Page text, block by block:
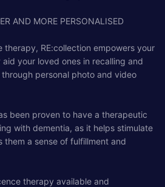
AND MORE PERSONALISED
therapy, RE:collection empowers your
your loved ones in recalling and
personal photo and video
been proven to have a therapeutic
with dementia, as it helps stimulate
them a sense of fulfillment and
therapy available and